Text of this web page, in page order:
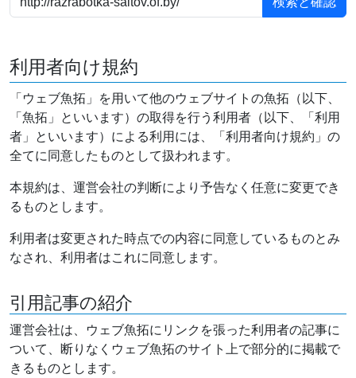
利用者向け規約
「ウェブ魚拓」を用いて他のウェブサイトの魚拓（以下、
「魚拓」といいます）の取得を行う利用者（以下、「利用
者」といいます）による利用には、「利用者向け規約」の
全てに同意したものとして扱われます。
本規約は、運営会社の判断により予告なく任意に変更でき
るものとします。
利用者は変更された時点での内容に同意しているものとみ
なされ、利用者はこれに同意します。
引用記事の紹介
運営会社は、ウェブ魚拓にリンクを張った利用者の記事に
ついて、断りなくウェブ魚拓のサイト上で部分的に掲載で
きるものとします。